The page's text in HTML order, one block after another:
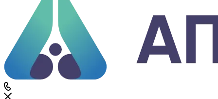
По всему сайту
По каталогу
0
Сравнение
0
Избранное